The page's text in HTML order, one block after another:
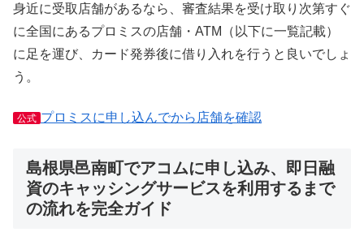
身近に受取店舗があるなら、審査結果を受け取り次第すぐ
に全国にあるプロミスの店舗・ATM（以下に一覧記載）
に足を運び、カード発券後に借り入れを行うと良いでしょ
う。
公式 プロミスに申し込んでから店舗を確認
島根県邑南町でアコムに申し込み、即日融
資のキャッシングサービスを利用するまで
の流れを完全ガイド